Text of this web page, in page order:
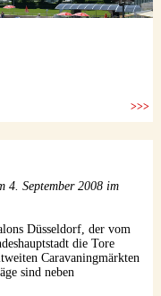
4. September 2008 im
Düsseldorf, der vom
die Tore
Caravaningmärkten
sind neben